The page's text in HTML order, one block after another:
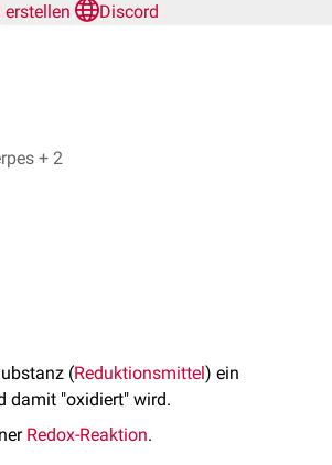
erstellen
Discord
Nils Nicolay, Dr. Frank Antwerpes + 2
(Reduktionsmittel) ein
damit "oxidiert" wird.
Redox-Reaktion.